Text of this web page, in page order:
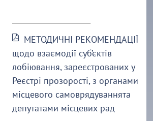
МЕТОДИЧНІ РЕКОМЕНДАЦІЇ
щодо взаємодії суб’єктів
лобіювання, зареєстрованих у
Реєстрі прозорості, з органами
місцевого самоврядуваннята
депутатами місцевих рад